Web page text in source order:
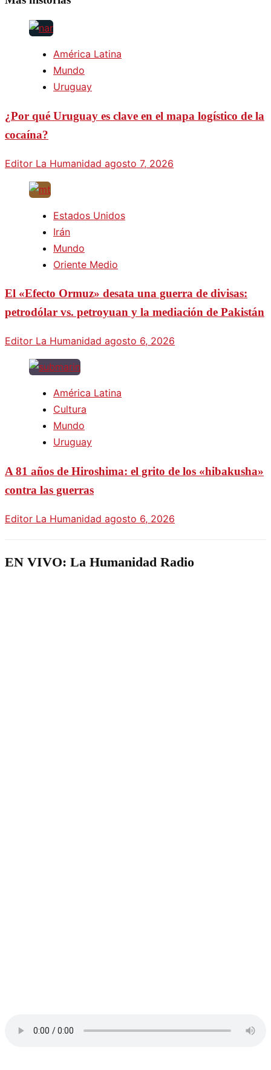
América Latina
Mundo
Uruguay
¿Por qué Uruguay es clave en el mapa logístico de la
cocaína?
Editor La Humanidad agosto 7, 2026
Estados Unidos
Irán
Mundo
Oriente Medio
El «Efecto Ormuz» desata una guerra de divisas:
petrodólar vs. petroyuan y la mediación de Pakistán
Editor La Humanidad agosto 6, 2026
América Latina
Cultura
Mundo
Uruguay
A 81 años de Hiroshima: el grito de los «hibakusha»
contra las guerras
Editor La Humanidad agosto 6, 2026
EN VIVO: La Humanidad Radio